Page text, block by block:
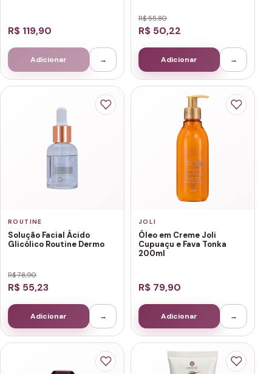
R$ 119,90
Adicionar →
R$ 55,80
R$ 50,22
Adicionar →
ROUTINE
Solução Facial Ácido
Glicólico Routine Dermo
R$ 78,90
R$ 55,23
Adicionar →
JOLI
Óleo em Creme Joli
Cupuaçu e Fava Tonka
200ml
R$ 79,90
Adicionar →